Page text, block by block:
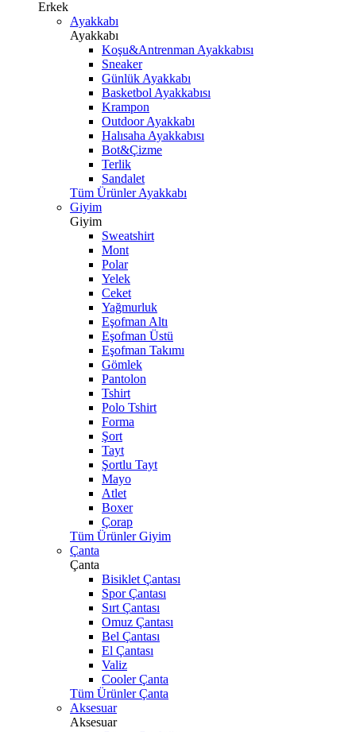
Erkek
Ayakkabı
Ayakkabı
Koşu&Antrenman Ayakkabısı
Sneaker
Günlük Ayakkabı
Basketbol Ayakkabısı
Krampon
Outdoor Ayakkabı
Halısaha Ayakkabısı
Bot&Çizme
Terlik
Sandalet
Tüm Ürünler Ayakkabı
Giyim
Giyim
Sweatshirt
Mont
Polar
Yelek
Ceket
Yağmurluk
Eşofman Altı
Eşofman Üstü
Eşofman Takımı
Gömlek
Pantolon
Tshirt
Polo Tshirt
Forma
Şort
Tayt
Şortlu Tayt
Mayo
Atlet
Boxer
Çorap
Tüm Ürünler Giyim
Çanta
Çanta
Bisiklet Çantası
Spor Çantası
Sırt Çantası
Omuz Çantası
Bel Çantası
El Çantası
Valiz
Cooler Çanta
Tüm Ürünler Çanta
Aksesuar
Aksesuar